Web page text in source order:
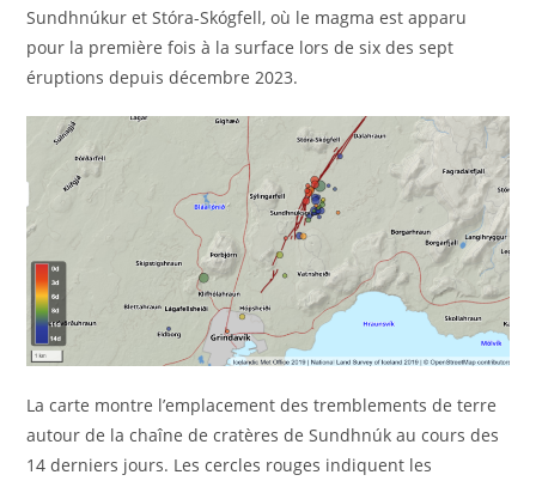
Sundhnúkur et Stóra-Skógfell, où le magma est apparu
pour la première fois à la surface lors de six des sept
éruptions depuis décembre 2023.
La carte montre l’emplacement des tremblements de terre
autour de la chaîne de cratères de Sundhnúk au cours des
14 derniers jours. Les cercles rouges indiquent les